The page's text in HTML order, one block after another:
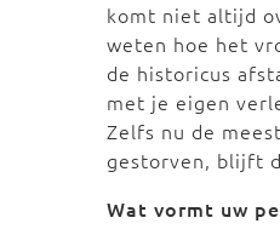
komt niet altijd
weten hoe het
de historicus
met je eigen
Zelfs nu de
gestorven, blijft
Wat vormt uw